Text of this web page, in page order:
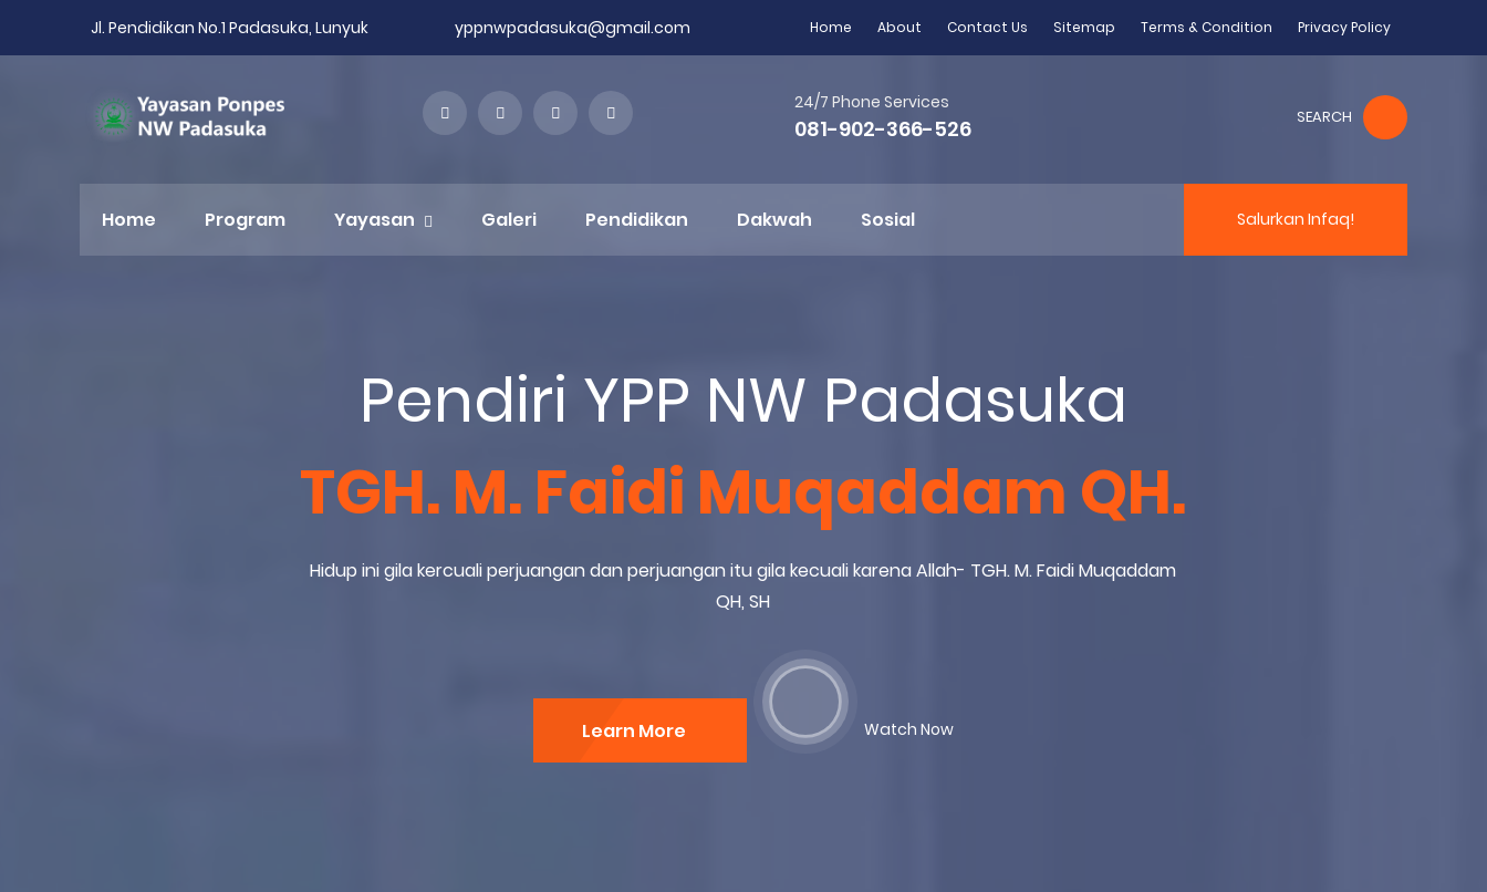
Jl. Pendidikan No.1 Padasuka, Lunyuk yppnwpadasuka@gmail.com Home About Contact Us Sitemap Terms & Condition Privacy Policy
24/7 Phone Services
081-902-366-526 SEARCH
Home Program Yayasan Galeri Pendidikan Dakwah Sosial Salurkan Infaq!
Pendiri YPP NW Padasuka
TGH. M. Faidi Muqaddam QH.
Hidup ini gila kercuali perjuangan dan perjuangan itu gila kecuali karena Allah- TGH. M. Faidi Muqaddam
QH, SH
Learn More Watch Now